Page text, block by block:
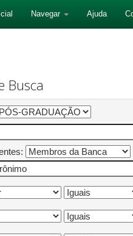
Navegar Ajuda
Busca